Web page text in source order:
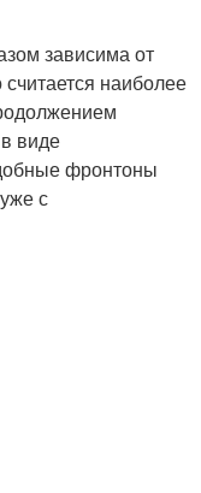
зависима от
наиболее
виде
фронтоны
с